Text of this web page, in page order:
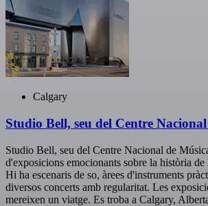
Calgary
Studio Bell, seu del Centre
Studio Bell, seu del Centre Nacional de
d'exposicions emocionants sobre la història de
Hi ha escenaris de so, àrees d'instruments
diversos concerts amb regularitat. Les
mereixen un viatge. Es troba a Calgary,